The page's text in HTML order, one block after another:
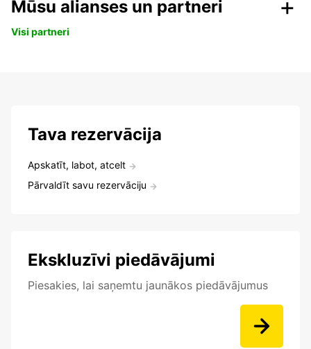
Mūsu alianses un partneri
Visi partneri
Tava rezervācija
Apskatīt, labot, atcelt
Pārvaldīt savu rezervāciju
Ekskluzīvi piedāvājumi
Piesakies, lai saņemtu jaunākos piedāvājumus